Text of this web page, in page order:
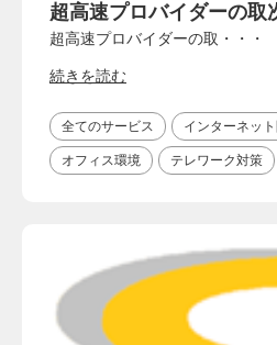
超高速プロバイダーの取
超高速プロバイダーの取・・・
続きを読む
全てのサービス インターネッ
オフィス環境 テレワーク対策